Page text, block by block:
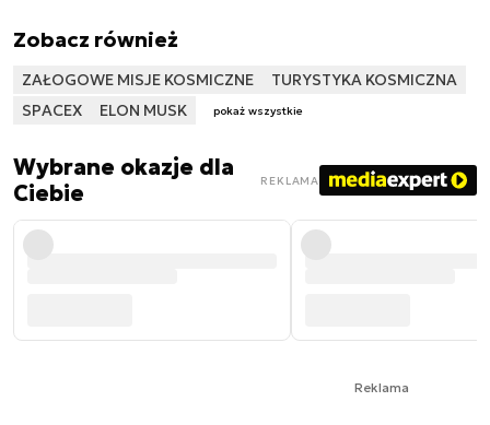
Zobacz również
ZAŁOGOWE MISJE KOSMICZNE
TURYSTYKA KOSMICZNA
SPACEX
ELON MUSK pokaż wszystkie
Wybrane okazje dla
Ciebie
REKLAMA
Reklama